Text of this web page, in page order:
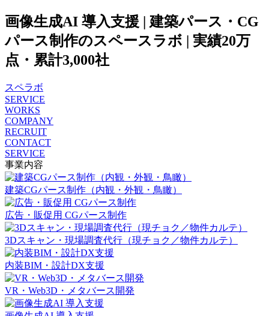
画像生成AI 導入支援 | 建築パース・CG
パース制作のスペースラボ | 実績20万
点・累計3,000社
スペラボ
SERVICE
WORKS
COMPANY
RECRUIT
CONTACT
SERVICE
事業内容
建築CGパース制作（内観・外観・鳥瞰）
広告・販促用 CGパース制作
3Dスキャン・現場調査代行（現チョク／物件カルテ）
内装BIM・設計DX支援
VR・Web3D・メタバース開発